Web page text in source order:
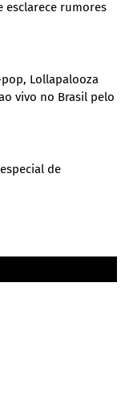
esclarece rumores
Lollapalooza
vivo no Brasil pelo
de